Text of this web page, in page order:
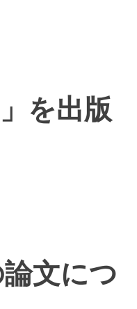
を出版
文につ